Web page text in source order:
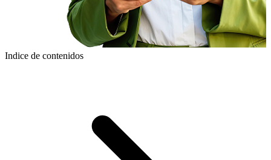
Indice de contenidos